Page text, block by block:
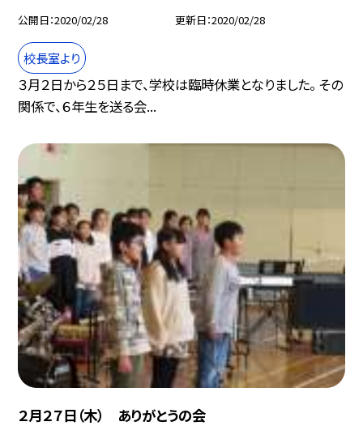
公開日 2020/02/28 更新日 2020/02/28
校長室より
３月２日から２５日まで、学校は臨時休業となりました。 その
関係で、６年生を送る会...
２月２７日（木） ありがとうの会